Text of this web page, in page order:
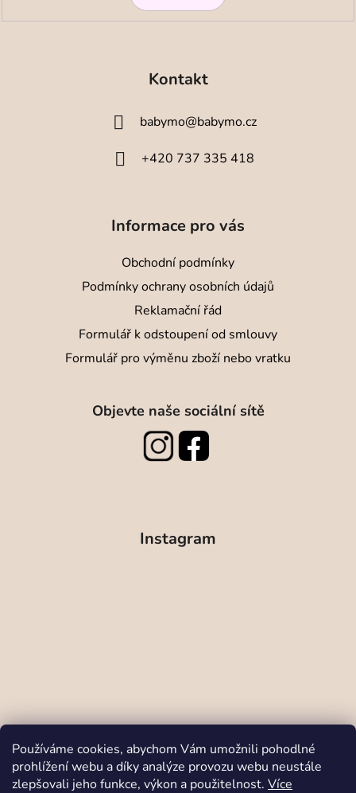
Používáme cookies, abychom Vám umožnili pohodlné
prohlížení webu a díky analýze provozu webu neustále
zlepšovali jeho funkce, výkon a použitelnost. Více
Kontakt
babymo@babymo.cz
+420 737 335 418
Informace pro vás
Obchodní podmínky
Podmínky ochrany osobních údajů
Reklamační řád
Formulář k odstoupení od smlouvy
Formulář pro výměnu zboží nebo vratku
Objevte naše sociální sítě
Instagram
Sledovat na Instagramu